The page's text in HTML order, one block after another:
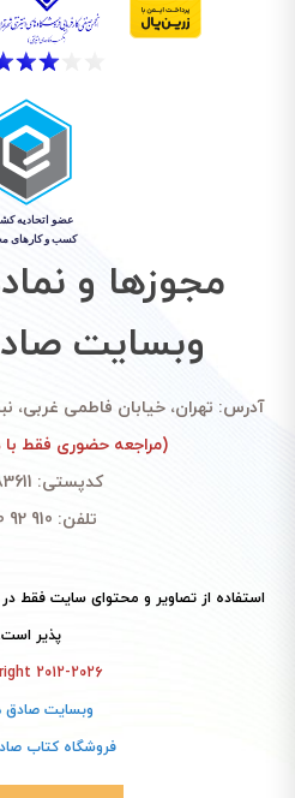
مجوزها و
وبسایت
آدرس: تهران، خیابان فاطمی غربی، نبش
(مراجعه حضوری فقط
کدپستی: 83611 14196
تلفن: 910 92 910 021
استفاده از تصاویر و محتوای سایت فقط
پذیر
ⓒ Copyright 2012-2026
وبسایت صادق
فروشگاه کتاب